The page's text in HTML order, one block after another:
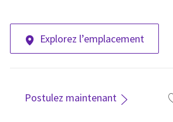
Explorez l’emplacement
Postulez maintenant